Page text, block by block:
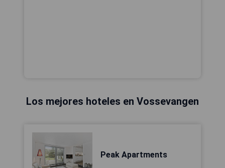
Los mejores hoteles en Vossevangen
Peak Apartments